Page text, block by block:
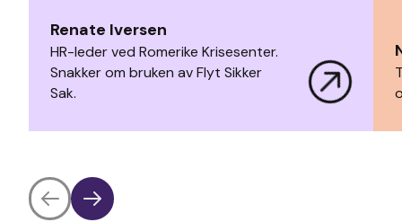
Renate Iversen
HR-leder ved Romerike Krisesenter.
Snakker om bruken av Flyt Sikker
Sak.